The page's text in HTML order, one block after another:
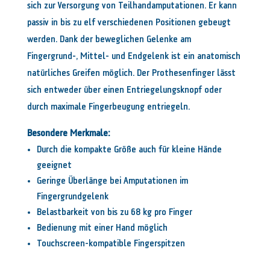
sich zur Versorgung von Teilhandamputationen. Er kann
passiv in bis zu elf verschiedenen Positionen gebeugt
werden. Dank der beweglichen Gelenke am
Fingergrund-, Mittel- und Endgelenk ist ein anatomisch
natürliches Greifen möglich. Der Prothesenfinger lässt
sich entweder über einen Entriegelungsknopf oder
durch maximale Fingerbeugung entriegeln.
Besondere Merkmale:
Durch die kompakte Größe auch für kleine Hände
geeignet
Geringe Überlänge bei Amputationen im
Fingergrundgelenk
Belastbarkeit von bis zu 68 kg pro Finger
Bedienung mit einer Hand möglich
Touchscreen-kompatible Fingerspitzen